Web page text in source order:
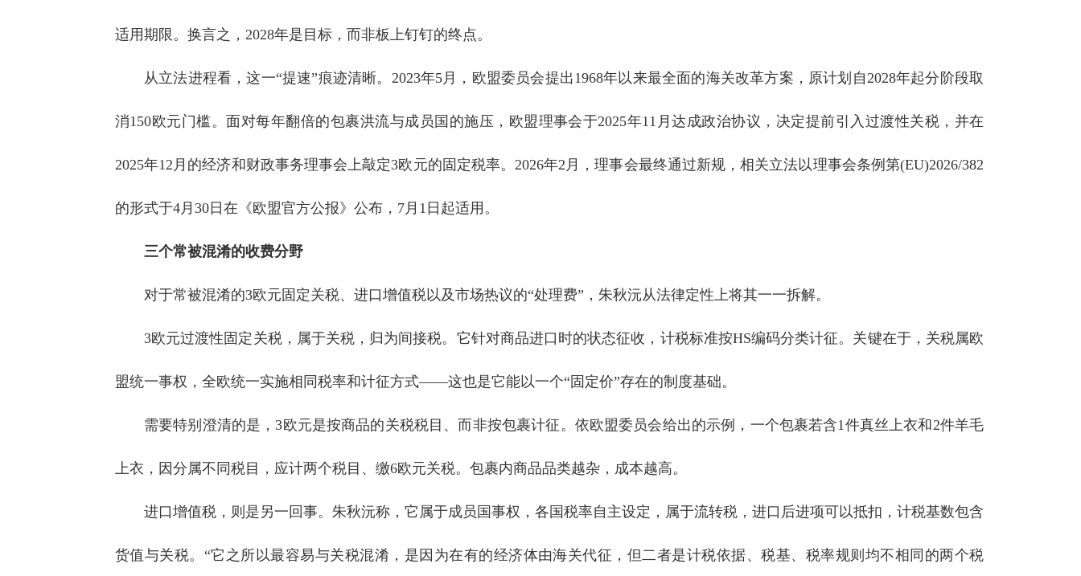
适用期限。换言之，2028年是目标，而非板上钉钉的终点。
从立法进程看，这一“提速”痕迹清晰。2023年5月，欧盟委员会提出1968年以来最全面的海关改革方案，原计划自2028年起分阶段取
消150欧元门槛。面对每年翻倍的包裹洪流与成员国的施压，欧盟理事会于2025年11月达成政治协议，决定提前引入过渡性关税，并在
2025年12月的经济和财政事务理事会上敲定3欧元的固定税率。2026年2月，理事会最终通过新规，相关立法以理事会条例第(EU)2026/382
的形式于4月30日在《欧盟官方公报》公布，7月1日起适用。
三个常被混淆的收费分野
对于常被混淆的3欧元固定关税、进口增值税以及市场热议的“处理费”，朱秋沅从法律定性上将其一一拆解。
3欧元过渡性固定关税，属于关税，归为间接税。它针对商品进口时的状态征收，计税标准按HS编码分类计征。关键在于，关税属欧
盟统一事权，全欧统一实施相同税率和计征方式——这也是它能以一个“固定价”存在的制度基础。
需要特别澄清的是，3欧元是按商品的关税税目、而非按包裹计征。依欧盟委员会给出的示例，一个包裹若含1件真丝上衣和2件羊毛
上衣，因分属不同税目，应计两个税目、缴6欧元关税。包裹内商品品类越杂，成本越高。
进口增值税，则是另一回事。朱秋沅称，它属于成员国事权，各国税率自主设定，属于流转税，进口后进项可以抵扣，计税基数包含
货值与关税。“它之所以最容易与关税混淆，是因为在有的经济体由海关代征，但二者是计税依据、税基、税率规则均不相同的两个税